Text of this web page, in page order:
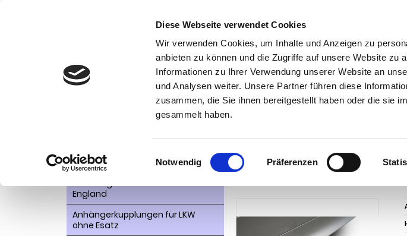
Diese Webseite verwendet Cookies
Wir verwenden Cookies, um Inhalte und Anzeigen zu
anbieten zu können und die Zugriffe auf unsere Website zu
Informationen zu Ihrer Verwendung unserer Website an
und Analysen weiter. Unsere Partner führen diese
zusammen, die Sie ihnen bereitgestellt haben oder die sie
gesammelt haben.
Einwilligungsauswahl
Notwendig Präferenzen
Kontakt 0 44 89 - 92 34 67 6
Anhängerkupplung für
1984-1986 abnehmbar
Kategorien
AHK- Zubehör, Ersatzteile
Anhängelast erhöhen
Anhängerkupplungen für
Fahrzeuge aus den USA Canada
England
Anhängerkupplungen für LKW
ohne Esatz